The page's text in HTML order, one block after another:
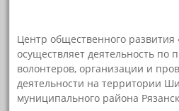
Центр общественного развития
осуществляет деятельность по
волонтеров, организации и
деятельности на территории
муниципального района